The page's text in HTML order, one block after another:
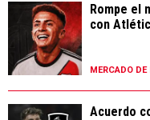
Rompe el
con
MERCADO
Acuerdo